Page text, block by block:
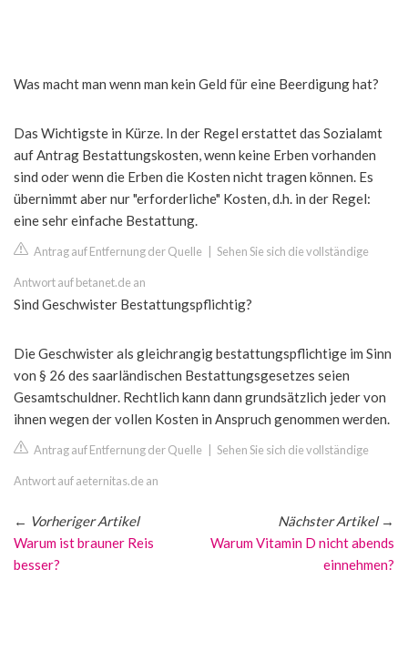
Was macht man wenn man kein Geld für eine Beerdigung hat?
Das Wichtigste in Kürze. In der Regel erstattet das Sozialamt
auf Antrag Bestattungskosten, wenn keine Erben vorhanden
sind oder wenn die Erben die Kosten nicht tragen können. Es
übernimmt aber nur "erforderliche" Kosten, d.h. in der Regel:
eine sehr einfache Bestattung.
Antrag auf Entfernung der Quelle Sehen Sie sich die vollständige
Antwort auf betanet.de an
Sind Geschwister Bestattungspflichtig?
Die Geschwister als gleichrangig bestattungspflichtige im Sinn
von § 26 des saarländischen Bestattungsgesetzes seien
Gesamtschuldner. Rechtlich kann dann grundsätzlich jeder von
ihnen wegen der vollen Kosten in Anspruch genommen werden.
Antrag auf Entfernung der Quelle Sehen Sie sich die vollständige
Antwort auf aeternitas.de an
← Vorheriger Artikel
Warum ist brauner Reis
besser?
Nächster Artikel→
Warum Vitamin D nicht abends
einnehmen?